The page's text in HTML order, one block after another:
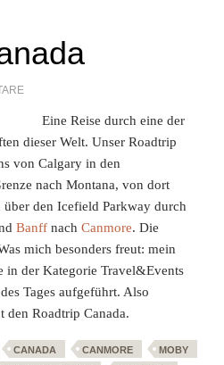
Eine Reise durch eine der
dieser Welt. Unser Roadtrip
von Calgary in den
nach Montana, von dort
über den Icefield Parkway durch
Banff nachCanmore. Die
mich besonders freut: mein
in der Kategorie Travel&Events
Tages aufgeführt. Also
den Roadtrip Canada.
CANADA CANMORE
MOBY